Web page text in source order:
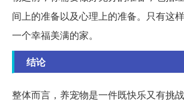
间上的准备以及心理上的准备。只有这
一个幸福美满的家。
结论
整体而言，养宠物是一件既快乐又有挑